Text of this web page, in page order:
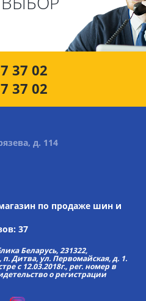
37 02
37 02
д. 114
по продаже шин и
37
Беларусь, 231322,
Дитва, ул. Первомайская, д. 1.
с 12.03.2018г., рег. номер в
о регистрации